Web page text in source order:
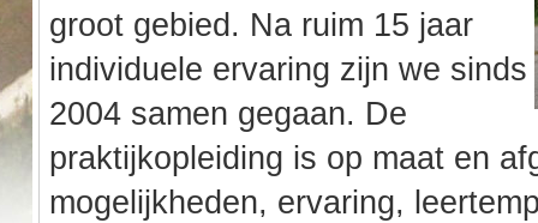
groot gebied. Na ruim 15 jaar
individuele ervaring zijn we sinds
2004 samen gegaan. De
praktijkopleiding is op maat en
mogelijkheden, ervaring,